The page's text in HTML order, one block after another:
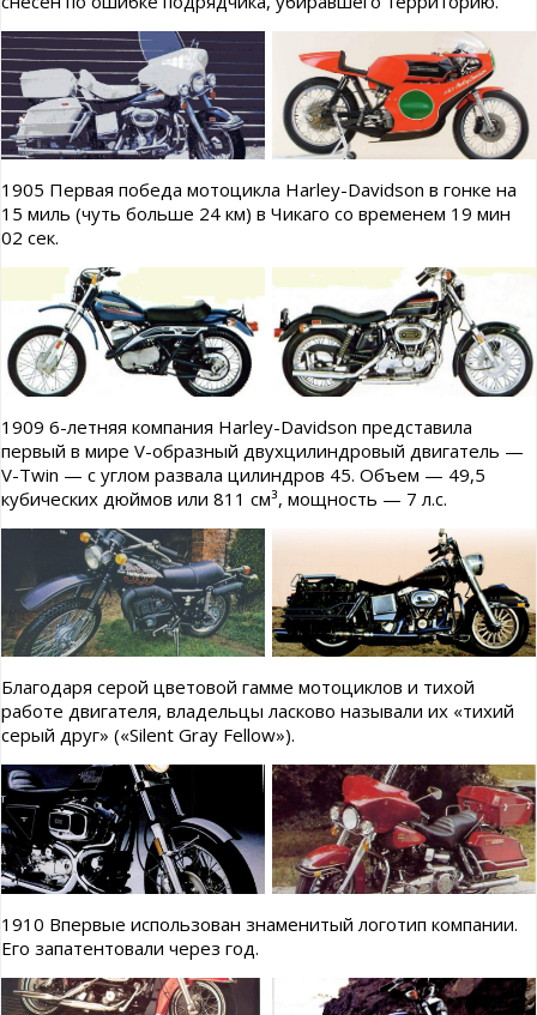
1905 Первая победа мотоцикла Harley-Davidson в гонке на
15 миль (чуть больше 24 км) в Чикаго со временем 19 мин
02 сек.
1909 6-летняя компания Harley-Davidson представила
первый в мире V-образный двухцилиндровый двигатель —
V-Twin — с углом развала цилиндров 45. Объем — 49,5
кубических дюймов или 811 см³, мощность — 7 л.с.
Благодаря серой цветовой гамме мотоциклов и тихой
работе двигателя, владельцы ласково называли их «тихий
серый друг» («Silent Gray Fellow»).
1910 Впервые использован знаменитый логотип компании.
Его запатентовали через год.